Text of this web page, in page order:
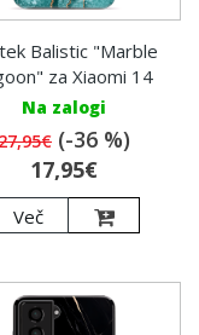
Balistic "Marble
za Xiaomi 14
Na zalogi
(-36 %)
17,95€
Več